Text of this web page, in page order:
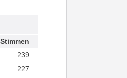
Stimmen
239
227